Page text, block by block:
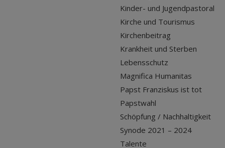
Kinder- und Jugendpastoral
Kirche und Tourismus
Kirchenbeitrag
Krankheit und Sterben
Lebensschutz
Magnifica Humanitas
Papst Franziskus ist tot
Papstwahl
Schöpfung / Nachhaltigkeit
Synode 2021 – 2024
Talente